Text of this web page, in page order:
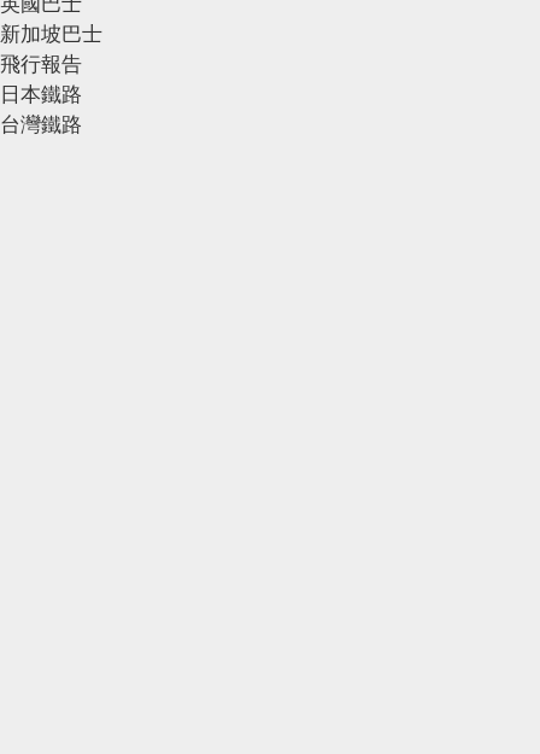
新加坡巴士
飛行報告
日本鐵路
台灣鐵路